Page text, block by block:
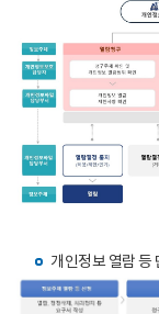
개인정보 열람 등